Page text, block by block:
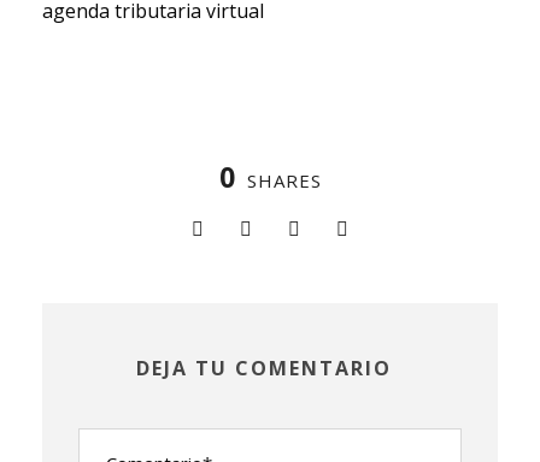
agenda tributaria virtual
0 SHARES
DEJA TU COMENTARIO